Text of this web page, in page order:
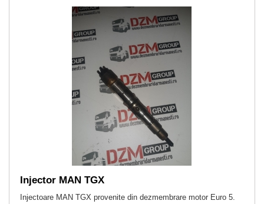
Injector MAN TGX
Injectoare MAN TGX provenite din dezmembrare motor Euro 5.